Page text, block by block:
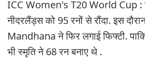
ICC Women's T20 World Cup :
नीदरलैंड्स को 95 रनों से रौंदा. इस
Mandhana ने फिर लगाई फिफ्टी.
भी स्मृति ने 68 रन बनाए थे .